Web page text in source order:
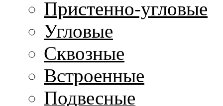
Пристенно-угловые
Угловые
Сквозные
Встроенные
Подвесные